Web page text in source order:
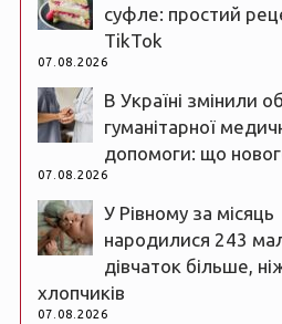
суфле: простий
TikTok
07.08.2026
В Україні змінили
гуманітарної
допомоги: що
07.08.2026
У Рівному за місяць
народилися 243
дівчаток більше,
хлопчиків
07.08.2026